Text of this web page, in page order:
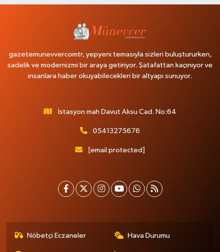
gazetemunevvercomtr, yepyeni temasıyla sizleri buluştururken,
sadelik ve modernizmi bir araya getiriyor. Şatafattan kaçınıyor ve
insanlara haber okuyabilecekleri bir altyapı sunuyor.
İstasyon mah Davut Aksu Cad. No:64
05413275676
[email protected]
Nöbetçi Eczaneler Hava Durumu